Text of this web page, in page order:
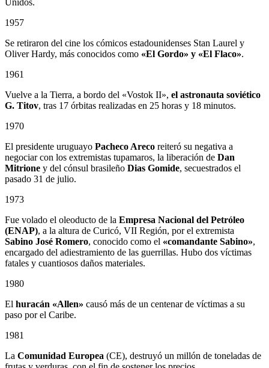
1957
Se retiraron del cine los cómicos estadounidenses Stan Laurel y
Oliver Hardy, más conocidos como «El Gordo» y «El Flaco».
1961
Vuelve a la Tierra, a bordo del «Vostok II», el astronauta soviético
G. Titov, tras 17 órbitas realizadas en 25 horas y 18 minutos.
1970
El presidente uruguayo Pacheco Areco reiteró su negativa a
negociar con los extremistas tupamaros, la liberación de Dan
Mitrione y del cónsul brasileño Dias Gomide, secuestrados el
pasado 31 de julio.
1973
Fue volado el oleoducto de la Empresa Nacional del Petróleo
(ENAP), a la altura de Curicó, VII Región, por el extremista
Sabino José Romero, conocido como el «comandante Sabino»,
encargado del adiestramiento de las guerrillas. Hubo dos víctimas
fatales y cuantiosos daños materiales.
1980
El huracán «Allen» causó más de un centenar de víctimas a su
paso por el Caribe.
1981
La Comunidad Europea (CE), destruyó un millón de toneladas de